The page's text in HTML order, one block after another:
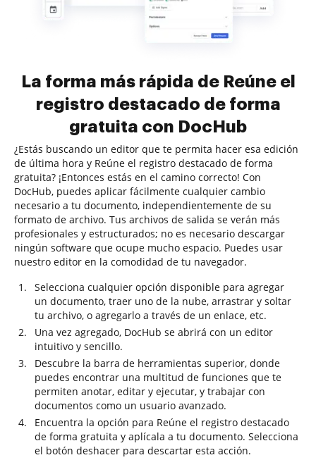
La forma más rápida de Reúne el
registro destacado de forma
gratuita con DocHub
¿Estás buscando un editor que te permita hacer esa edición
de última hora y Reúne el registro destacado de forma
gratuita? ¡Entonces estás en el camino correcto! Con
DocHub, puedes aplicar fácilmente cualquier cambio
necesario a tu documento, independientemente de su
formato de archivo. Tus archivos de salida se verán más
profesionales y estructurados; no es necesario descargar
ningún software que ocupe mucho espacio. Puedes usar
nuestro editor en la comodidad de tu navegador.
Selecciona cualquier opción disponible para agregar
un documento, traer uno de la nube, arrastrar y soltar
tu archivo, o agregarlo a través de un enlace, etc.
Una vez agregado, DocHub se abrirá con un editor
intuitivo y sencillo.
Descubre la barra de herramientas superior, donde
puedes encontrar una multitud de funciones que te
permiten anotar, editar y ejecutar, y trabajar con
documentos como un usuario avanzado.
Encuentra la opción para Reúne el registro destacado
de forma gratuita y aplícala a tu documento. Selecciona
el botón deshacer para descartar esta acción.